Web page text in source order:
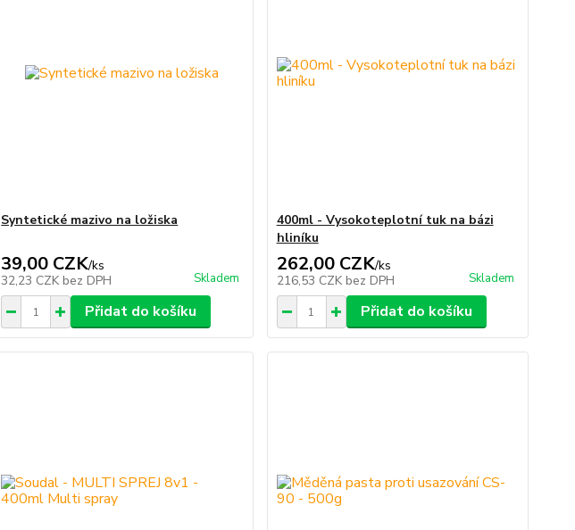
Syntetické mazivo na ložiska
39,00 CZK/ks
32,23 CZK bez DPH Skladem
Přidat do košíku
400ml - Vysokoteplotní tuk na bázi
hliníku
262,00 CZK/ks
216,53 CZK bez DPH Skladem
Přidat do košíku